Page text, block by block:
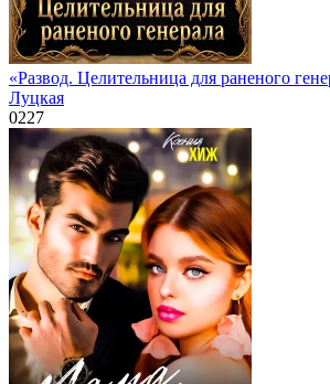
«Развод. Целительница для раненого
Луцкая
0227